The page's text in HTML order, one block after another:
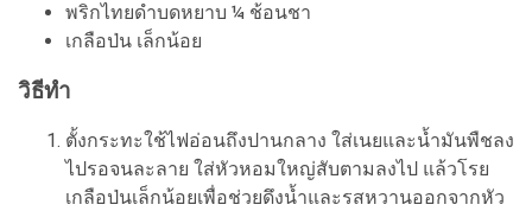
พริกไทยดำบดหยาบ ¼ ช้อนชา
เกลือป่น เล็กน้อย
วิธีทำ
ตั้งกระทะใช้ไฟอ่อนถึงปานกลาง ใส่เนยและน้ำมันพืชลง
ไปรอจนละลาย ใส่หัวหอมใหญ่สับตามลงไป แล้วโรย
เกลือป่นเล็กน้อยเพื่อช่วยดึงน้ำและรสหวานออกจากหัว